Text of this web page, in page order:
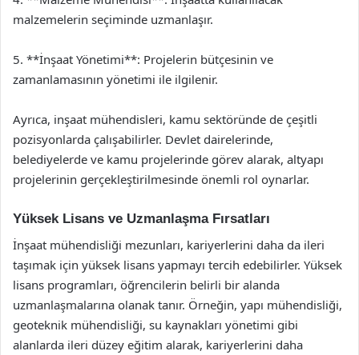
malzemelerin seçiminde uzmanlaşır.
5. **İnşaat Yönetimi**: Projelerin bütçesinin ve
zamanlamasının yönetimi ile ilgilenir.
Ayrıca, inşaat mühendisleri, kamu sektöründe de çeşitli
pozisyonlarda çalışabilirler. Devlet dairelerinde,
belediyelerde ve kamu projelerinde görev alarak, altyapı
projelerinin gerçekleştirilmesinde önemli rol oynarlar.
Yüksek Lisans ve Uzmanlaşma Fırsatları
İnşaat mühendisliği mezunları, kariyerlerini daha da ileri
taşımak için yüksek lisans yapmayı tercih edebilirler. Yüksek
lisans programları, öğrencilerin belirli bir alanda
uzmanlaşmalarına olanak tanır. Örneğin, yapı mühendisliği,
geoteknik mühendisliği, su kaynakları yönetimi gibi
alanlarda ileri düzey eğitim alarak, kariyerlerini daha